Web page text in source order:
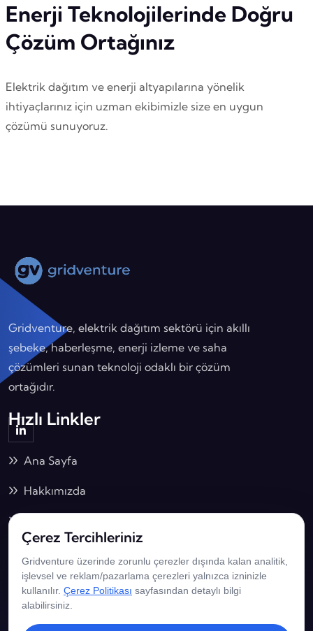
Enerji Teknolojilerinde Doğru
Çözüm Ortağınız
Elektrik dağıtım ve enerji altyapılarına yönelik
ihtiyaçlarınız için uzman ekibimizle size en uygun
çözümü sunuyoruz.
Gridventure, elektrik dağıtım sektörü için akıllı
şebeke, haberleşme, enerji izleme ve saha
çözümleri sunan teknoloji odaklı bir çözüm
ortağıdır.
Hızlı Linkler
Ana Sayfa
Hakkımızda
İletişim Bilgilerimiz
Çerez Tercihleriniz
Gridventure üzerinde zorunlu çerezler dışında kalan analitik,
işlevsel ve reklam/pazarlama çerezleri yalnızca izninizle
kullanılır. Çerez Politikası sayfasından detaylı bilgi
alabilirsiniz.